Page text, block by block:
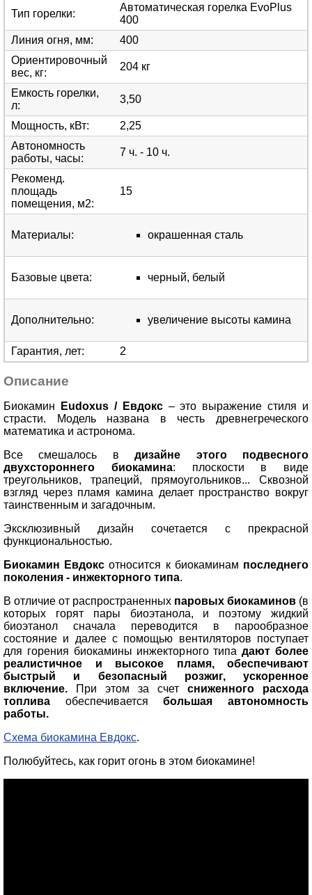
Тип горелки:
Автоматическая горелка EvoPlus
400
Линия огня, мм:
400
Ориентировочный
вес, кг:
204 кг
Емкость горелки,
л:
3,50
Мощность, кВт:
2,25
Автономность
работы, часы:
7 ч. - 10 ч.
Рекоменд.
площадь
помещения, м2:
15
Материалы: окрашенная сталь
Базовые цвета: черный, белый
Дополнительно: увеличение высоты камина
Гарантия, лет: 2
Описание
Биокамин Eudoxus / Евдокс– это выражение стиля и
страсти. Модель названа в честь древнегреческого
математика и астронома.
Все смешалось вдизайне этого подвесного
двухстороннего биокамина: плоскости в виде
треугольников, трапеций, прямоугольников... Сквозной
взгляд через пламя камина делает пространство вокруг
таинственным и загадочным.
Эксклюзивный дизайн сочетается с прекрасной
функциональностью.
Биокамин Евдокс относится к биокаминам последнего
поколения - инжекторного типа.
В отличие от распространенных паровых биокаминов (в
которых горят пары биоэтанола, и поэтому жидкий
биоэтанол сначала переводится в парообразное
состояние и далее с помощью вентиляторов поступает
для горения биокамины инжекторного типадают более
реалистичное и высокое пламя, обеспечивают
быстрый и безопасный розжиг, ускоренное
включение.
При этом за счет сниженного расхода
топлива обеспечивается большая автономность
работы.
Схема биокамина Евдокс.
Полюбуйтесь, как горит огонь в этом биокамине!